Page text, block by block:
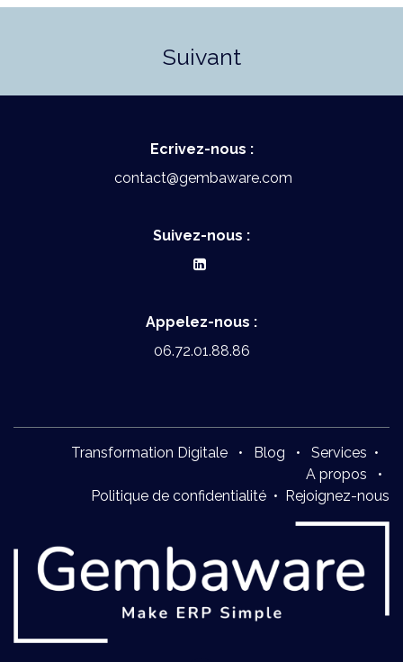
Suivant
Ecrivez-nous :
contact@gembaware.com
Suivez-nous :
Appelez-nous :
06.72.01.88.86
Transformation Digitale • Blog • Services •
A propos
•
Politique de confidentialité • Rejoignez-nous